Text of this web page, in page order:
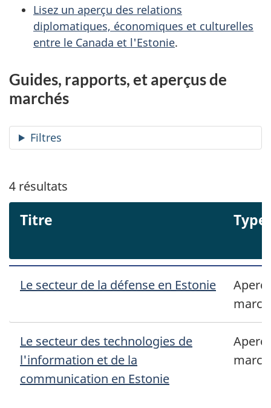
Lisez un aperçu des relations
diplomatiques, économiques et culturelles
entre le Canada et l'Estonie.
Guides, rapports, et aperçus de
marchés
Filtres
4 résultats
Titre Type
Le secteur de la défense en Estonie
Le secteur des technologies de
l'information et de la
communication en Estonie